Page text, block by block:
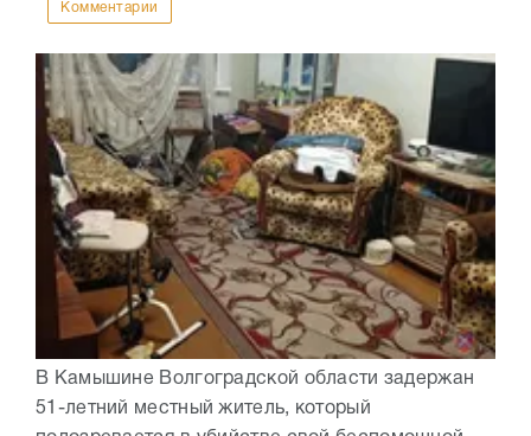
Комментарии
В Камышине Волгоградской области задержан
51-летний местный житель, который